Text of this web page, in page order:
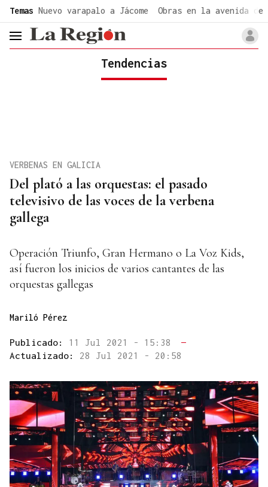
Temas Nuevo varapalo a Jácome Obras en la avenida de
header.menu.open
Tendencias
Del plató a las orquestas: el pasado
televisivo de las voces de la verbena
gallega
VERBENAS EN GALICIA
Operación Triunfo, Gran Hermano o La Voz Kids,
así fueron los inicios de varios cantantes de las
orquestas gallegas
Mariló Pérez
Publicado: 11 Jul 2021 - 15:38
—
Actualizado: 28 Jul 2021 - 20:58